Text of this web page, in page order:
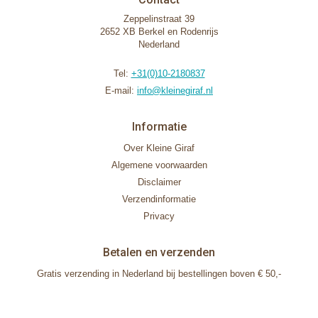
Zeppelinstraat 39
2652 XB Berkel en Rodenrijs
Nederland
Tel: +31(0)10-2180837
E-mail: info@kleinegiraf.nl
Informatie
Over Kleine Giraf
Algemene voorwaarden
Disclaimer
Verzendinformatie
Privacy
Betalen en verzenden
Gratis verzending in Nederland bij bestellingen boven € 50,-